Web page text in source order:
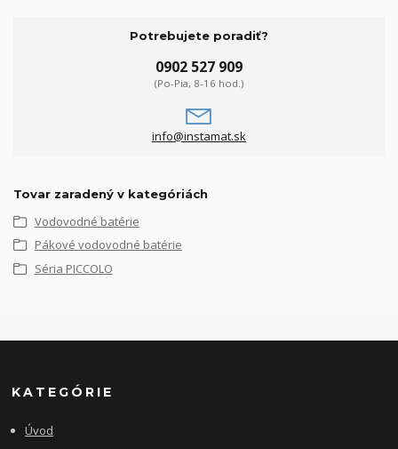
Potrebujete poradiť?
0902 527 909
(Po-Pia, 8-16 hod.)
info@instamat.sk
Tovar zaradený v kategóriách
Vodovodné batérie
Pákové vodovodné batérie
Séria PICCOLO
KATEGÓRIE
Úvod